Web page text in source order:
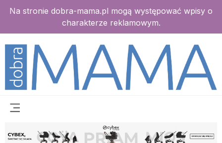
Na stronie dobra-mama.pl mogą występować wpisy o
charakterze reklamowym.